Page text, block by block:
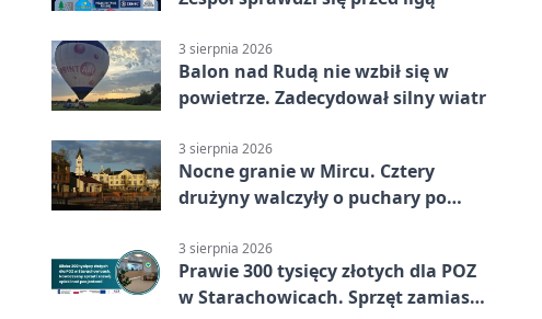
3 sierpnia 2026
Balon nad Rudą nie wzbił się w
powietrze. Zadecydował silny wiatr
3 sierpnia 2026
Nocne granie w Mircu. Cztery
drużyny walczyły o puchary po
3 sierpnia 2026
Prawie 300 tysięcy złotych dla POZ
w Starachowicach. Sprzęt zamiast